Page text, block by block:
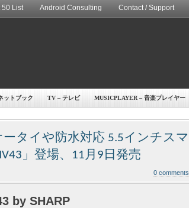
50 List Android Consulting Contact / Support
ットブック TV – テレビ MUSICPLAYER – 音楽プレイヤー
タイや防水対応 5.5インチスマ
」登場、11月9日発売
0 comments
by SHARP